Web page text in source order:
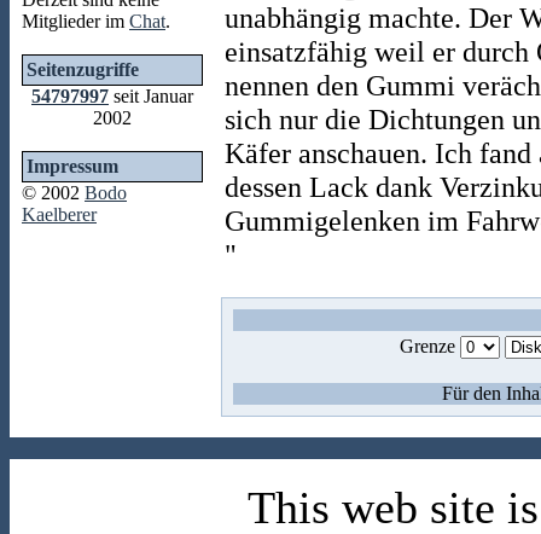
Mitglieder im Chat.
Seitenzugriffe
54797997 seit Januar
2002
Impressum
© 2002 Bodo
Kaelberer
unabhängig machte. Der
einsatzfähig weil er
nennen den Gummi
sich nur die Dichtungen
Käfer anschauen. Ich
dessen Lack dank
Gummigelenken im
"
Grenze
Für den
This web site